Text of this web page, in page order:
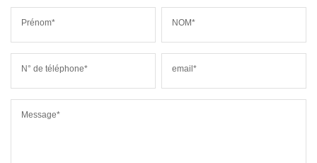
Prénom* NOM*
N° de téléphone* email*
Message*